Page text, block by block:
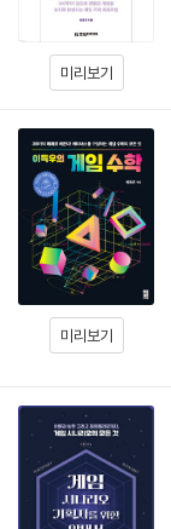
미리보기
미리보기